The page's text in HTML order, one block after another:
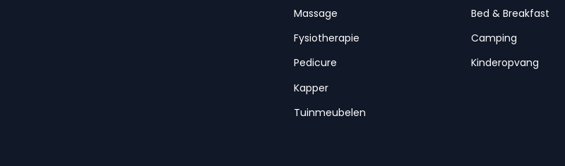
Massage
Fysiotherapie
Pedicure
Kapper
Tuinmeubelen
Bed & Breakfast
Camping
Kinderopvang